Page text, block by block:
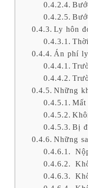
Ly hôn
Án phí
Những
Mất
Bị
Những